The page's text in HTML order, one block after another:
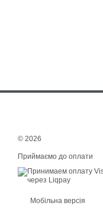
© 2026
Приймаємо до оплати
Мобільна версія